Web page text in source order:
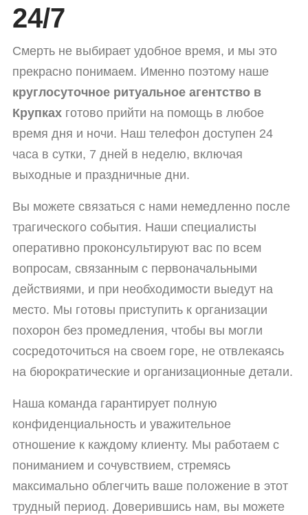
24/7
Смерть не выбирает удобное время, и мы это
прекрасно понимаем. Именно поэтому наше
круглосуточное ритуальное агентство в
Крупках готово прийти на помощь в любое
время дня и ночи. Наш телефон доступен 24
часа в сутки, 7 дней в неделю, включая
выходные и праздничные дни.
Вы можете связаться с нами немедленно после
трагического события. Наши специалисты
оперативно проконсультируют вас по всем
вопросам, связанным с первоначальными
действиями, и при необходимости выедут на
место. Мы готовы приступить к организации
похорон без промедления, чтобы вы могли
сосредоточиться на своем горе, не отвлекаясь
на бюрократические и организационные детали.
Наша команда гарантирует полную
конфиденциальность и уважительное
отношение к каждому клиенту. Мы работаем с
пониманием и сочувствием, стремясь
максимально облегчить ваше положение в этот
трудный период. Доверившись нам, вы можете